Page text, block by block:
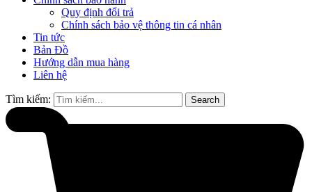
Quy định đổi trả
Chính sách bảo vệ thông tin cá nhân
Tin tức
Bản Đồ
Hướng dẫn mua hàng
Liên hệ
Tìm kiếm: Search